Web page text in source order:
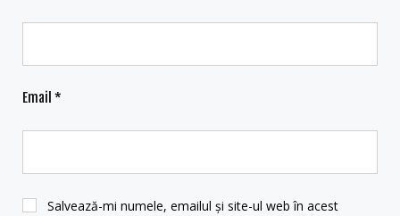
Email *
Salvează-mi numele, emailul și site-ul web în acest